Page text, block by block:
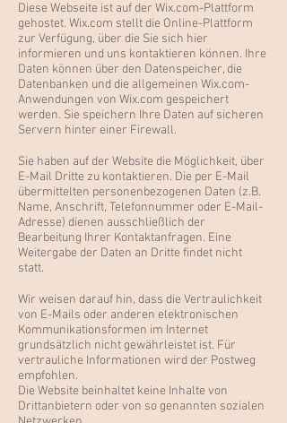
Diese Webseite ist auf der Wix.com-Plattform
gehostet. Wix.com stellt die Online-Plattform
zur Verfügung, über die Sie sich hier
informieren und uns kontaktieren können. Ihre
Daten können über den Datenspeicher, die
Datenbanken und die allgemeinen Wix.com-
Anwendungen von Wix.com gespeichert
werden. Sie speichern Ihre Daten auf sicheren
Servern hinter einer Firewall.
Sie haben auf der Website die Möglichkeit, über
E-Mail Dritte zu kontaktieren. Die per E-Mail
übermittelten personenbezogenen Daten (z.B.
Name, Anschrift, Telefonnummer oder E-Mail-
Adresse) dienen ausschließlich der
Bearbeitung Ihrer Kontaktanfragen. Eine
Weitergabe der Daten an Dritte findet nicht
statt.
Wir weisen darauf hin, dass die Vertraulichkeit
von E-Mails oder anderen elektronischen
Kommunikationsformen im Internet
grundsätzlich nicht gewährleistet ist. Für
vertrauliche Informationen wird der Postweg
empfohlen.
Die Website beinhaltet keine Inhalte von
Drittanbietern oder von so genannten sozialen